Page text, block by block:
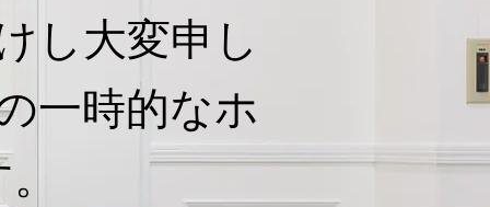
し大変申し
一時的なホ